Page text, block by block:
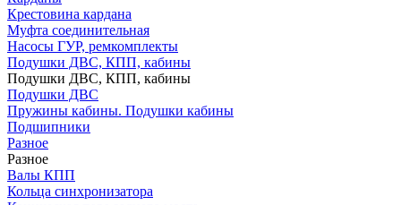
Крестовина кардана
Муфта соединительная
Насосы ГУР, ремкомплекты
Подушки ДВС, КПП, кабины
Подушки ДВС, КПП, кабины
Подушки ДВС
Пружины кабины. Подушки кабины
Подшипники
Разное
Разное
Валы КПП
Кольца синхронизатора